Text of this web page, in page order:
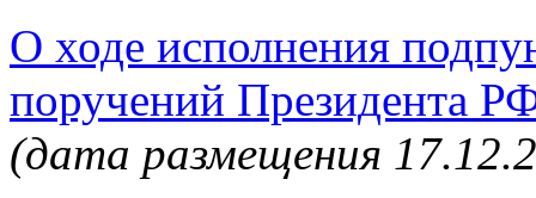
О ходе исполнения
поручений Президента
(дата размещения